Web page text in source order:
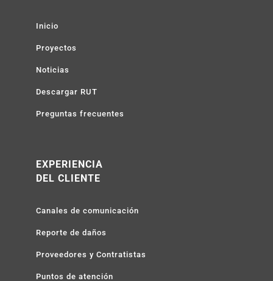
Inicio
Proyectos
Noticias
Descargar RUT
Preguntas frecuentes
EXPERIENCIA
DEL CLIENTE
Canales de comunicación
Reporte de daños
Proveedores y Contratistas
Puntos de atención